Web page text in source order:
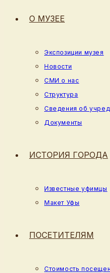
О МУЗЕЕ
Экспозиции музея
Новости
СМИ о нас
Структура
Сведения об
Документы
ИСТОРИЯ ГОРОДА
Известные уфимцы
Макет Уфы
ПОСЕТИТЕЛЯМ
Стоимость